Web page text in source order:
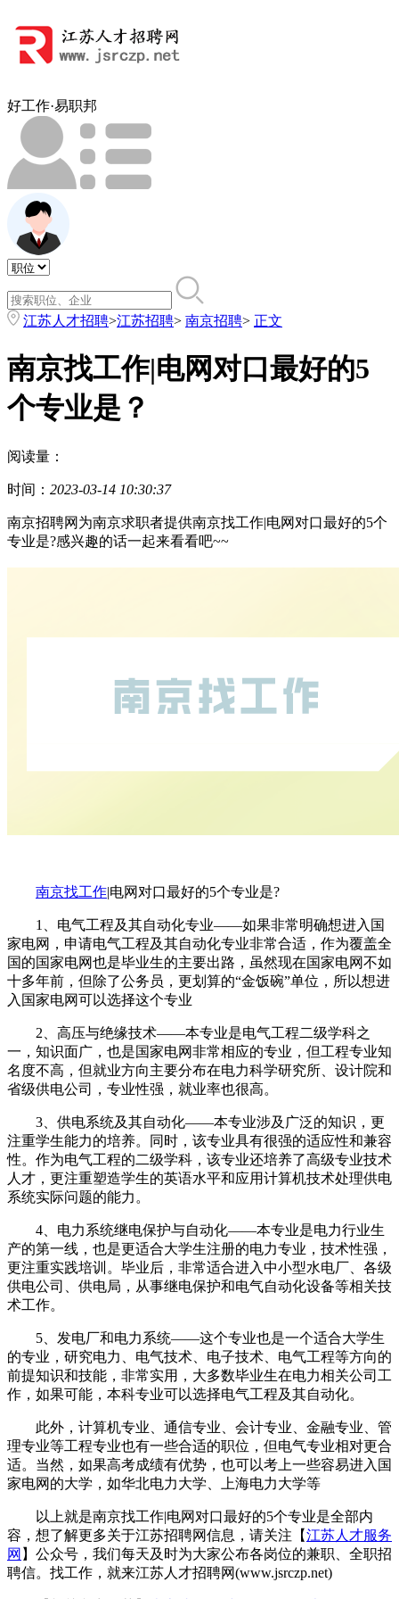
好工作·易职邦
江苏人才招聘>江苏招聘> 南京招聘> 正文
南京找工作|电网对口最好的5
个专业是？
阅读量：
时间： 2023-03-14 10:30:37
南京招聘网为南京求职者提供南京找工作|电网对口最好的5个
专业是?感兴趣的话一起来看看吧~~
南京找工作|电网对口最好的5个专业是?
1、电气工程及其自动化专业——如果非常明确想进入国
家电网，申请电气工程及其自动化专业非常合适，作为覆盖全
国的国家电网也是毕业生的主要出路，虽然现在国家电网不如
十多年前，但除了公务员，更划算的“金饭碗”单位，所以想进
入国家电网可以选择这个专业
2、高压与绝缘技术——本专业是电气工程二级学科之
一，知识面广，也是国家电网非常相应的专业，但工程专业知
名度不高，但就业方向主要分布在电力科学研究所、设计院和
省级供电公司，专业性强，就业率也很高。
3、供电系统及其自动化——本专业涉及广泛的知识，更
注重学生能力的培养。同时，该专业具有很强的适应性和兼容
性。作为电气工程的二级学科，该专业还培养了高级专业技术
人才，更注重塑造学生的英语水平和应用计算机技术处理供电
系统实际问题的能力。
4、电力系统继电保护与自动化——本专业是电力行业生
产的第一线，也是更适合大学生注册的电力专业，技术性强，
更注重实践培训。毕业后，非常适合进入中小型水电厂、各级
供电公司、供电局，从事继电保护和电气自动化设备等相关技
术工作。
5、发电厂和电力系统——这个专业也是一个适合大学生
的专业，研究电力、电气技术、电子技术、电气工程等方向的
前提知识和技能，非常实用，大多数毕业生在电力相关公司工
作，如果可能，本科专业可以选择电气工程及其自动化。
此外，计算机专业、通信专业、会计专业、金融专业、管
理专业等工程专业也有一些合适的职位，但电气专业相对更合
适。当然，如果高考成绩有优势，也可以考上一些容易进入国
家电网的大学，如华北电力大学、上海电力大学等
以上就是南京找工作|电网对口最好的5个专业是全部内
容，想了解更多关于江苏招聘网信息，请关注【江苏人才服务
网 】公众号，我们每天及时为大家公布各岗位的兼职、全职招
聘信。找工作，就来江苏人才招聘网(www.jsrczp.net)